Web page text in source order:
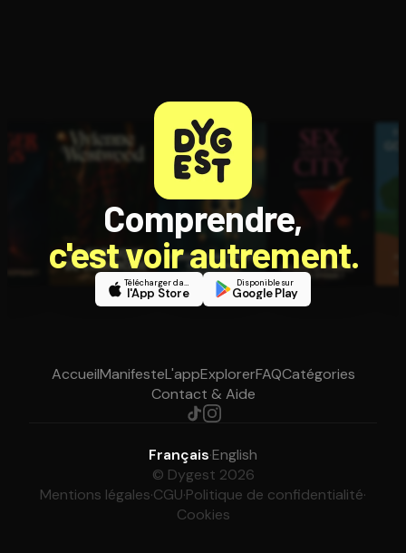
Comprendre,
c'est voir autrement.
Télécharger dans
l'App Store
Disponible sur
Google Play
AccueilManifesteL'appExplorerFAQCatégories
Contact & Aide
Français·English
© Dygest 2026
Mentions légales·CGU·Politique de confidentialité·
Cookies